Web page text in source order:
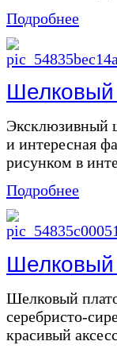
Подробнее
Эксклюзивный
и интересная
рисунком в
Подробнее
Шелковый
Шелковый
серебристо-
красивый